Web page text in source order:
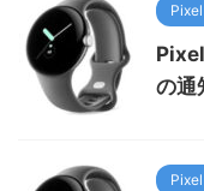
の通